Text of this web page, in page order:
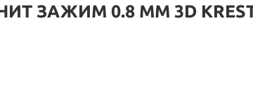
ЗАЖИМ 0.8 ММ 3D